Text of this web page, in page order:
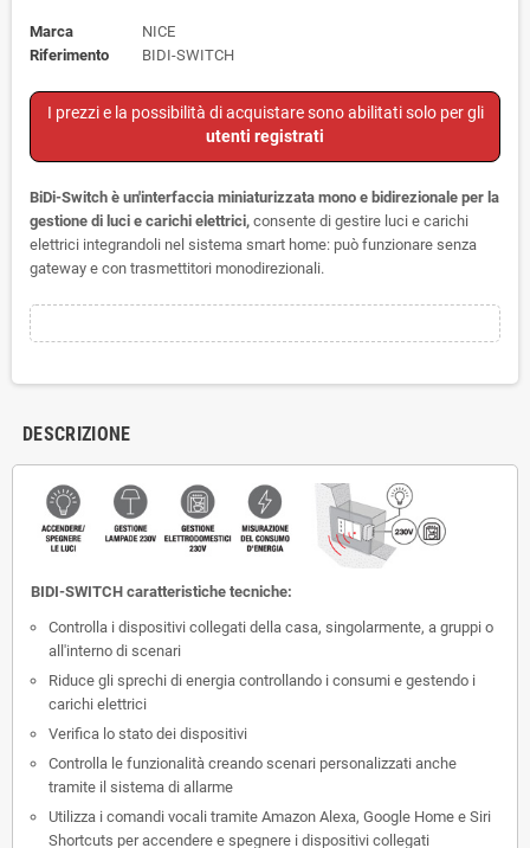
Marca
NICE
Riferimento
BIDI-SWITCH
I prezzi e la possibilità di acquistare sono abilitati solo per gli
utenti registrati
BiDi-Switch è un'interfaccia miniaturizzata mono e bidirezionale per la
gestione di luci e carichi elettrici, consente di gestire luci e carichi
elettrici integrandoli nel sistema smart home: può funzionare senza
gateway e con trasmettitori monodirezionali.
DESCRIZIONE
BIDI-SWITCH caratteristiche tecniche:
Controlla i dispositivi collegati della casa, singolarmente, a gruppi o
all'interno di scenari
Riduce gli sprechi di energia controllando i consumi e gestendo i
carichi elettrici
Verifica lo stato dei dispositivi
Controlla le funzionalità creando scenari personalizzati anche
tramite il sistema di allarme
Utilizza i comandi vocali tramite Amazon Alexa, Google Home e Siri
Shortcuts per accendere e spegnere i dispositivi collegati